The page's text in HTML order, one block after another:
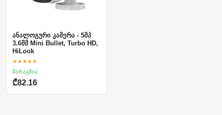
ანალოგური კამერა - 5მპ
3.6მმ Mini Bullet, Turbo HD,
HiLook
★★★★★
მარაგშია
₾82.16